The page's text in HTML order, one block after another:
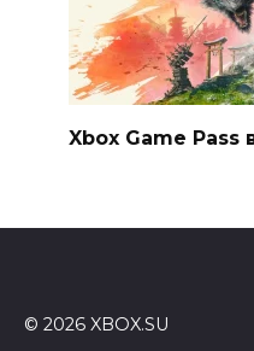
Xbox Game Pass
© 2026 XBOX.SU